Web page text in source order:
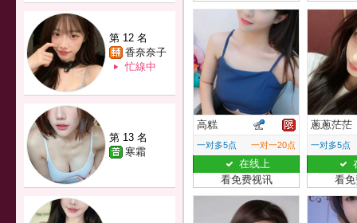
第 12 名
香奈奈子
忙線中
第 13 名
寒霜
高糕
一对多5点 一对一20点
在线上
看免费视讯
蔥蔥茫茫
一对多5点
看